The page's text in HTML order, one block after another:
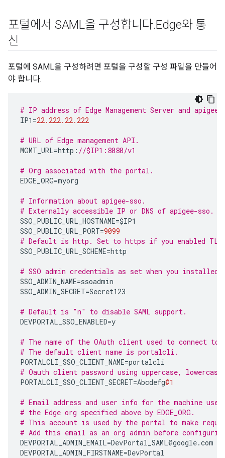
포털에서 SAML을 구성합니다.Edge와 통
신
포털에 SAML을 구성하려면 포털을 구성할 구성 파일을 만들어
야 합니다.
# IP address of Edge Management Server and apigee-
IP1 =22.222.22.222
# URL of Edge management API.
MGMT_URL=http : //$IP1:8080/v1
# Org associated with the portal.
EDGE_ORG=myorg
# Information about apigee-sso.
# Externally accessible IP or DNS of apigee-sso.
SSO_PUBLIC_URL_HOSTNAME=$IP1
SSO_PUBLIC_URL_PORT=9099
# Default is http. Set to https if you enabled TLS
SSO_PUBLIC_URL_SCHEME=http
# SSO admin credentials as set when you installed
SSO_ADMIN_NAME=ssoadmin
SSO_ADMIN_SECRET=Secret123
# Default is "n" to disable SAML support.
DEVPORTAL_SSO_ENABLED=y
# The name of the OAuth client used to connect to
# The default client name is portalcli.
PORTALCLI_SSO_CLIENT_NAME=portalcli
# Oauth client password using uppercase,
PORTALCLI_SSO_CLIENT_SECRET=Abcdefg@1
# Email address and user info for the machine
# the Edge org specified above by EDGE_ORG.
# This account is used by the portal to make
# Add this email as an org admin before
DEVPORTAL_ADMIN_EMAIL=DevPortal_SAML@google.com
DEVPORTAL_ADMIN_FIRSTNAME=DevPortal